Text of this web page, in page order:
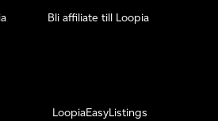
Bli affiliate till Loopia
LoopiaEasyListings